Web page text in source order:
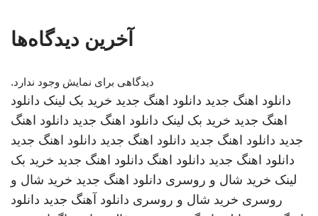
آخرین دیدگاه‌ها
دیدگاهی برای نمایش وجود ندارد.
دانلود اهنگ جدید دانلود اهنگ جدید خرید بک لینک دانلود
اهنگ جدید خرید بک لینک دانلود اهنگ جدید دانلود اهنگ
جدید دانلود اهنگ جدید دانلود اهنگ جدید دانلود اهنگ جدید
دانلود اهنگ جدید دانلود اهنگ دانلود اهنگ جدید خرید بک
لینک خرید شال و روسری دانلود اهنگ جدید خرید شال و
روسری خرید شال و روسری دانلود آهنگ جدید دانلود